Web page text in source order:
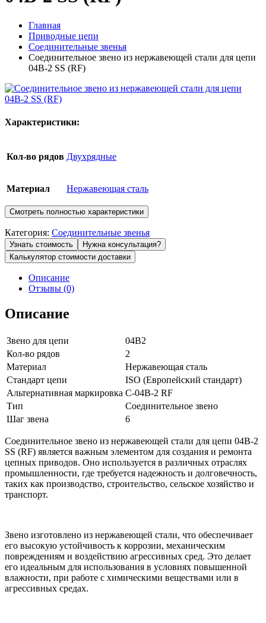
Главная
Приводные цепи
Соединительные звенья
Соединительное звено из нержавеющей стали для цепи
04B-2 SS (RF)
Характеристики:
Кол-во рядов Двухрядные
Материал Нержавеющая сталь
Смотреть полностью характеристики
Категория: Соединительные звенья
Узнать стоимость
Нужна консультация?
Калькулятор стоимости доставки
Описание
Отзывы (0)
Описание
Звено для цепи
04B2
Кол-во рядов
2
Материал
Нержавеющая сталь
Стандарт цепи
ISO (Европейский стандарт)
Альтернативная маркировка С-04B-2 RF
Тип
Соединительное звено
Шаг звена
6
Соединительное звено из нержавеющей стали для цепи 04B-2
SS (RF) является важным элементом для создания и ремонта
цепных приводов. Оно используется в различных отраслях
промышленности, где требуется надежность и долговечность,
таких как производство, строительство, сельское хозяйство и
транспорт.
Звено изготовлено из нержавеющей стали, что обеспечивает
его высокую устойчивость к коррозии, механическим
повреждениям и воздействию агрессивных сред. Это делает
его идеальным для использования в условиях повышенной
влажности, при работе с химическими веществами или в
агрессивных средах.